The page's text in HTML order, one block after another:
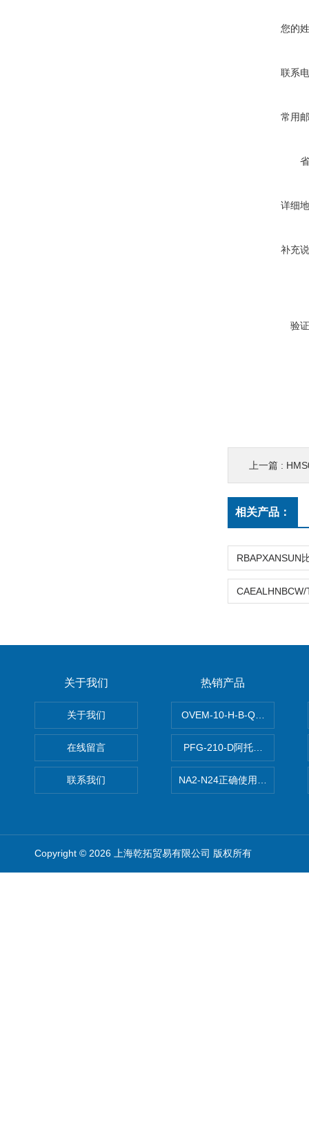
您的
联系
常用
详细
补充
验
上一篇 :
相关产品：
关于我们
关于我们
在线留言
联系我们
热销产品
OVEM-10-H-B-QO-CE-N-2P
PFG-210-D阿托斯ATOS电
NA2-N24正确使用松下安全光
Copyright © 2026 上海乾拓贸易有限公司 版权所有